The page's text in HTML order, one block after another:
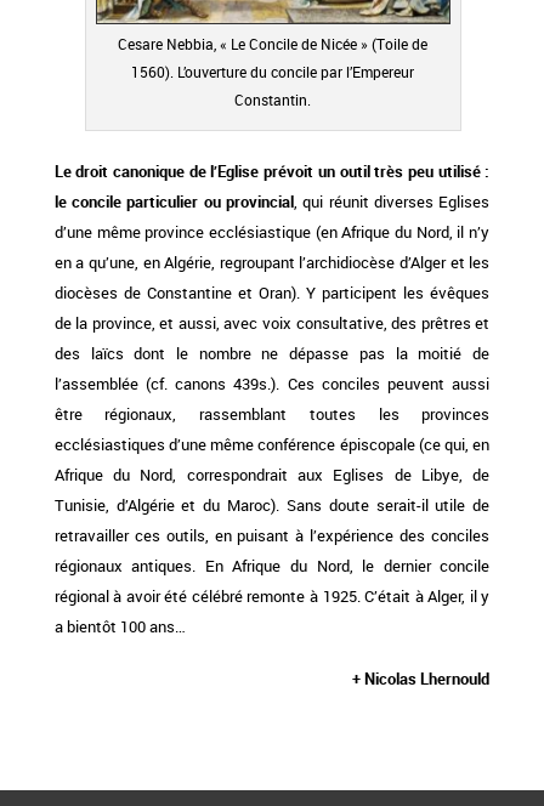
Cesare Nebbia, « Le Concile de Nicée » (Toile de
1560). L’ouverture du concile par l’Empereur
Constantin.
Le droit canonique de l’Eglise prévoit un outil très peu utilisé :
le concile particulier ou provincial, qui réunit diverses Eglises
d’une même province ecclésiastique (en Afrique du Nord, il n’y
en a qu’une, en Algérie, regroupant l’archidiocèse d’Alger et les
diocèses de Constantine et Oran). Y participent les évêques
de la province, et aussi, avec voix consultative, des prêtres et
des laïcs dont le nombre ne dépasse pas la moitié de
l’assemblée (cf. canons 439s.). Ces conciles peuvent aussi
être régionaux, rassemblant toutes les provinces
ecclésiastiques d’une même conférence épiscopale (ce qui, en
Afrique du Nord, correspondrait aux Eglises de Libye, de
Tunisie, d’Algérie et du Maroc). Sans doute serait-il utile de
retravailler ces outils, en puisant à l’expérience des conciles
régionaux antiques. En Afrique du Nord, le dernier concile
régional à avoir été célébré remonte à 1925. C’était à Alger, il y
a bientôt 100 ans…
+ Nicolas Lhernould